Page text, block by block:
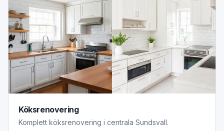
Köksrenovering
Komplett köksrenovering i centrala Sundsvall.